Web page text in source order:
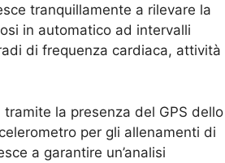
tranquillamente a rilevare la
in automatico ad intervalli
di frequenza cardiaca, attività
la presenza del GPS dello
per gli allenamenti di
a garantire un’analisi